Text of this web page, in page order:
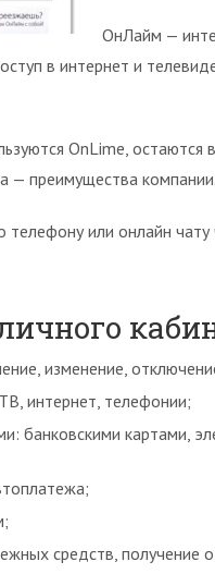
ОнЛайм —
в интернет и
OnLime, остаются
— преимущества компании.
телефону или онлайн
изменение,
интернет, телефонии;
банковскими картами,
средств, получение